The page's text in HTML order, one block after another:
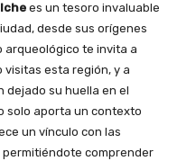
es un tesoro invaluable
desde sus orígenes
arqueológico te invita a
visitas esta región, y a
dejado su huella en el
solo aporta un contexto
un vínculo con las
comprender